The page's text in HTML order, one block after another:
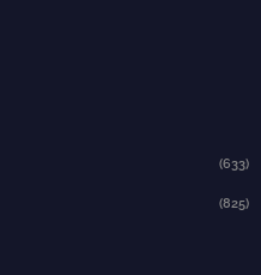
(633)
(825)